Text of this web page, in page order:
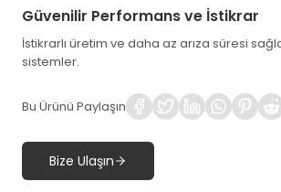
Güvenilir Performans ve İstikrar
İstikrarlı üretim ve daha az arıza süresi
sistemler.
Bu Ürünü Paylaşın
Bize Ulaşın